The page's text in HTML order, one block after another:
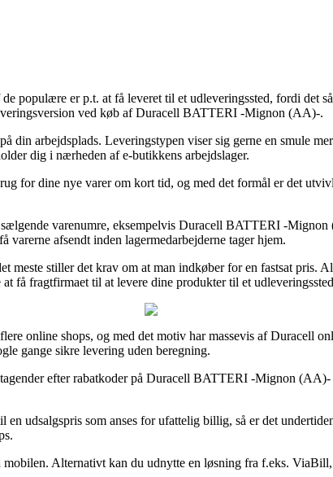
populære er p.t. at få leveret til et udleveringssted, fordi det
ved køb af Duracell BATTERI -Mignon (AA)-.
arbejdsplads. Leveringstypen viser sig gerne en smule
dig i nærheden af e-butikkens arbejdslager.
for dine nye varer om kort tid, og med det formål er det
varenumre, eksempelvis Duracell BATTERI -
varerne afsendt inden lagermedarbejderne tager hjem.
meste stiller det krav om at man indkøber for en fastsat pris.
få fragtfirmaet til at levere dine produkter til et
online shops, og med det motiv har massevis af Duracell
gange sikre levering uden beregning.
efter rabatkoder på Duracell BATTERI -Mignon (AA)-
udsalgspris som anses for ufattelig billig, så er det
Alternativt kan du udnytte en løsning fra f.eks.